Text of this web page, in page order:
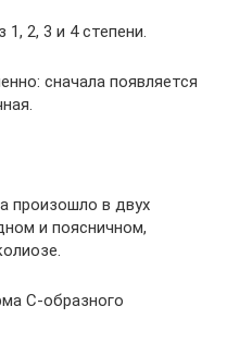
2, 3 и 4 степени.
сначала появляется
произошло в двух
и поясничном,
С-образного